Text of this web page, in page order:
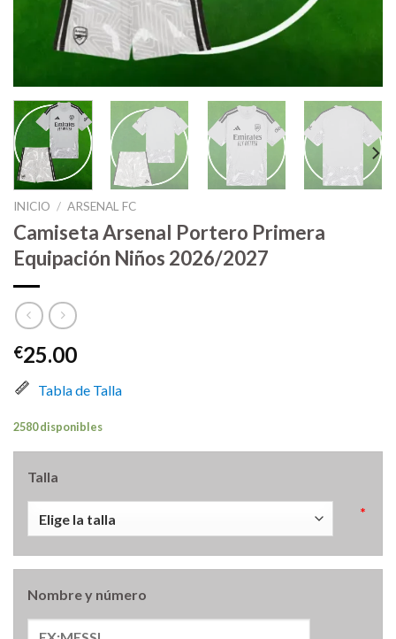
INICIO / ARSENAL FC
Camiseta Arsenal Portero Primera
Equipación Niños 2026/2027
€25.00
Tabla de Talla
2580 disponibles
Talla
*
Nombre y número